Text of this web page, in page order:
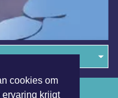
cookies om
ervaring krijgt